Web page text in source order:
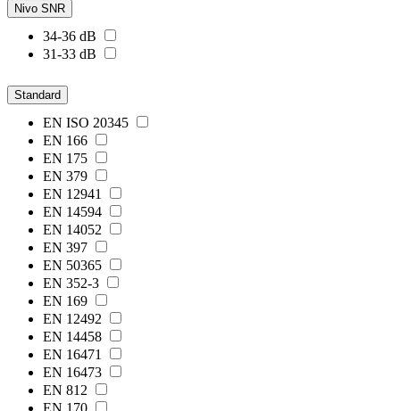
Nivo SNR
34-36 dB
31-33 dB
Standard
EN ISO 20345
EN 166
EN 175
EN 379
EN 12941
EN 14594
EN 14052
EN 397
EN 50365
EN 352-3
EN 169
EN 12492
EN 14458
EN 16471
EN 16473
EN 812